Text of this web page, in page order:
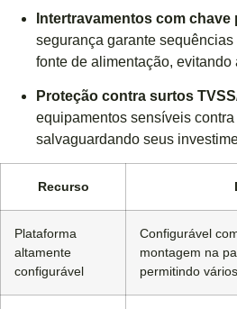
Intertravamentos com chave
segurança garante
fonte de alimentação,
Proteção contra surtos
equipamentos sensíveis
salvaguardando seus
Recurso
Plataforma
altamente
configurável
Configurável
montagem na
permitindo